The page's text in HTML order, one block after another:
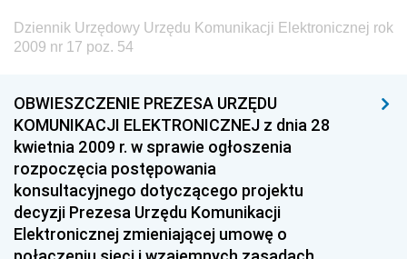
Dziennik Urzędowy Ministra Energii
Dziennik Urzędowy Ministra Sprawiedliwości
Dziennik Urzędowy Ministra Rozwoju i Finansów
Dziennik Urzędowy Wyższego Urzędu Górniczego
Dziennik Urzędowy Prezesa Urzędu Transportu
Kolejowego
Dziennik Urzędowy Ministra Przedsiębiorczości i
Dziennik Urzędowy Urzędu Komunikacji Elektronicznej rok
2009 nr 17 poz. 54
OBWIESZCZENIE PREZESA URZĘDU
KOMUNIKACJI ELEKTRONICZNEJ z dnia 28
kwietnia 2009 r. w sprawie ogłoszenia
rozpoczęcia postępowania
konsultacyjnego dotyczącego projektu
decyzji Prezesa Urzędu Komunikacji
Elektronicznej zmieniającej umowę o